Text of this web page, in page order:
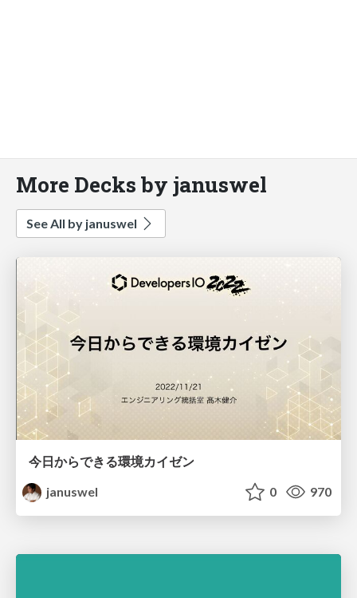
More Decks by januswel
See All by januswel
今日からできる環境カイゼン
januswel
0 970